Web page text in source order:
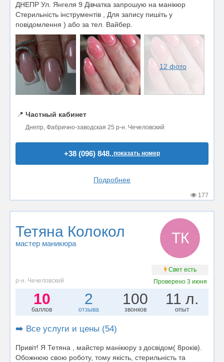
ДНЕПР Ул. Янгеля 9 Дівчатка запрошую на манікюр
Стерильність інструментів , Для запису пишіть у
повідомлення ) або за тел. Вайбер.
12 фото
📍 Частный кабинет
Днепр, Фабрично-заводская 25 р-н. Чечеловский
+38 (096) 848..показать номер
Подробнее
177
Тетяна Колокол
мастер маникюра ТК
Свет есть
р-н. Чечеловский
Проверено 3 июня
10
баллов
2
отзыва
100
звонков
11 л.
опыт
➡️ Все услуги и цены (54)
Привіт! Я Тетяна , майстер манікюру з досвідом( 8років).
Обожнюю свою роботу, тому якість, стерильність та